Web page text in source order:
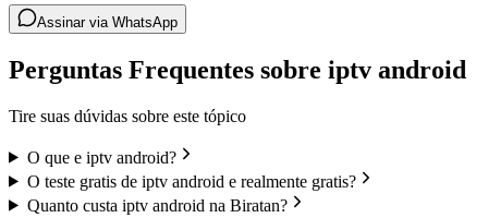
Assinar via WhatsApp
Perguntas Frequentes sobre iptv android
Tire suas dúvidas sobre este tópico
O que e iptv android?
O teste gratis de iptv android e realmente gratis?
Quanto custa iptv android na Biratan?